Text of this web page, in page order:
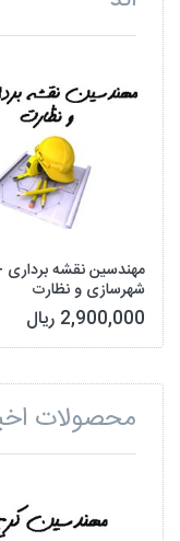
مهندسین نقشه برداری
شهرسازی و نظارت
2,900,000 ریال
محصولات